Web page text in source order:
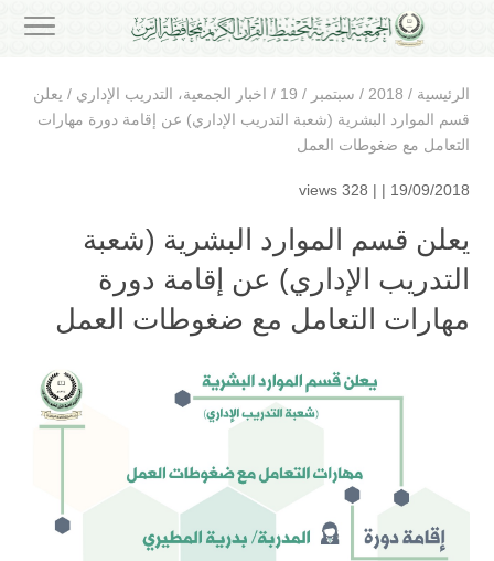
الرئيسية /
2018
/ سبتمبر /
19
/ اخبار الجمعية، التدريب الإداري / يعلن
قسم الموارد البشرية (شعبة التدريب الإداري) عن إقامة دورة مهارات
التعامل مع ضغوطات العمل
19/09/2018 | |
328 views
يعلن قسم الموارد البشرية (شعبة
التدريب الإداري) عن إقامة دورة
مهارات التعامل مع ضغوطات العمل